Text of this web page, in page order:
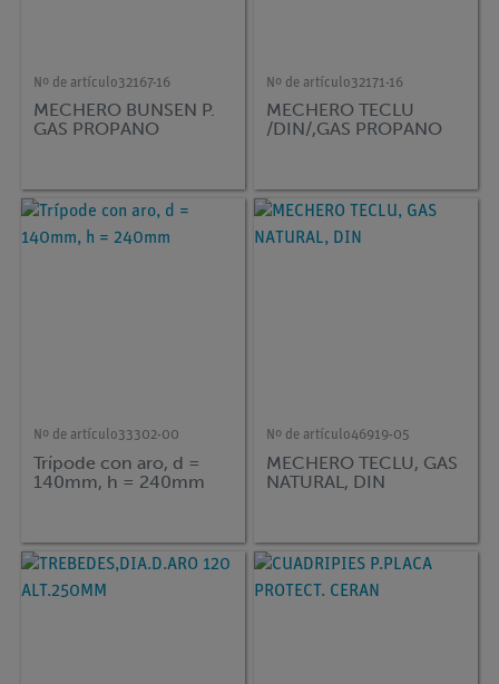
Nº de artículo32167-16
MECHERO BUNSEN P.
GAS PROPANO
Nº de artículo32171-16
MECHERO TECLU
/DIN/,GAS PROPANO
Nº de artículo33302-00
Trípode con aro, d =
140mm, h = 240mm
Nº de artículo46919-05
MECHERO TECLU, GAS
NATURAL, DIN